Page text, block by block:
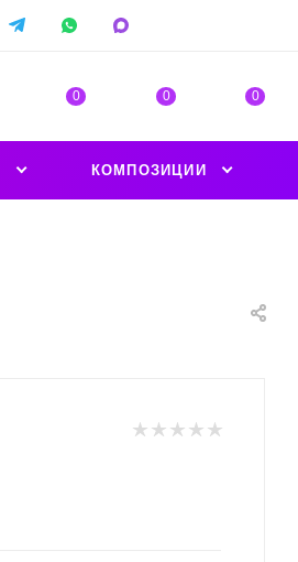
0 0 0
КОМПОЗИЦИИ